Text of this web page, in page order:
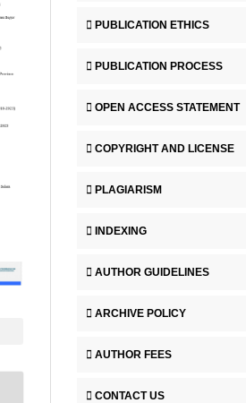
PUBLICATION ETHICS
PUBLICATION PROCESS
OPEN ACCESS STATEMENT
COPYRIGHT AND LICENSE
PLAGIARISM
INDEXING
AUTHOR GUIDELINES
ARCHIVE POLICY
AUTHOR FEES
CONTACT US